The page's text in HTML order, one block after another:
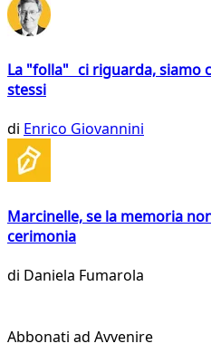
La "folla" ci riguarda, siamo
stessi
di Enrico Giovannini
Marcinelle, se la memoria
cerimonia
di Daniela Fumarola
Abbonati ad Avvenire